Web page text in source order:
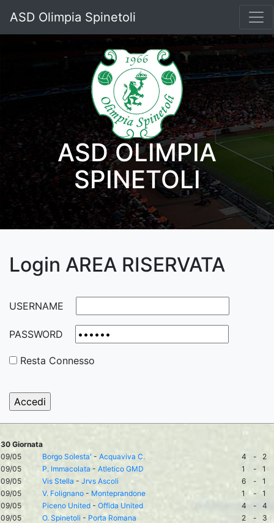
ASD Olimpia Spinetoli
ASD OLIMPIA
SPINETOLI
Login AREA RISERVATA
USERNAME
PASSWORD
Resta Connesso
30 Giornata
09/05
Borgo Solesta' - Acquaviva C. 4 -
2
09/05
P. Immacolata - Atletico GMD 1 -
1
09/05
Vis Stella - Jrvs Ascoli 6 -
1
09/05
V. Folignano - Monteprandone 1 -
1
09/05
Piceno United - Offida United 4 -
4
09/05
O. Spinetoli - Porta Romana 2 -
3